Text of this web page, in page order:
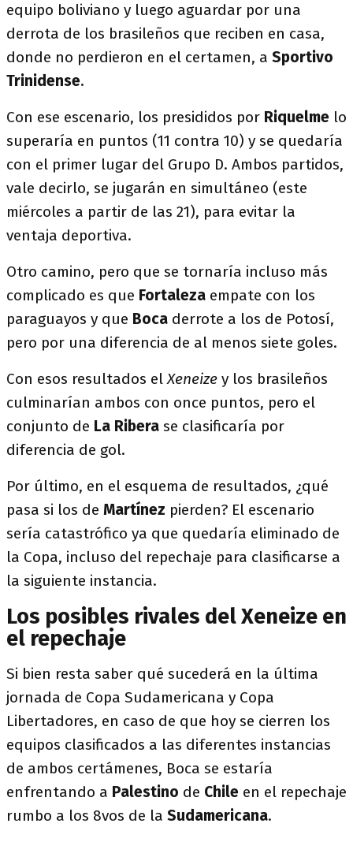
equipo boliviano y luego aguardar por una
derrota de los brasileños que reciben en casa,
donde no perdieron en el certamen, a Sportivo
Trinidense.
Con ese escenario, los presididos por Riquelme lo
superaría en puntos (11 contra 10) y se quedaría
con el primer lugar del Grupo D. Ambos partidos,
vale decirlo, se jugarán en simultáneo (este
miércoles a partir de las 21), para evitar la
ventaja deportiva.
Otro camino, pero que se tornaría incluso más
complicado es que Fortaleza empate con los
paraguayos y que Boca derrote a los de Potosí,
pero por una diferencia de al menos siete goles.
Con esos resultados elXeneize y los brasileños
culminarían ambos con once puntos, pero el
conjunto de La Ribera se clasificaría por
diferencia de gol.
Por último, en el esquema de resultados, ¿qué
pasa si los de Martínez pierden? El escenario
sería catastrófico ya que quedaría eliminado de
la Copa, incluso del repechaje para clasificarse a
la siguiente instancia.
Los posibles rivales del Xeneize en
el repechaje
Si bien resta saber qué sucederá en la última
jornada de Copa Sudamericana y Copa
Libertadores, en caso de que hoy se cierren los
equipos clasificados a las diferentes instancias
de ambos certámenes, Boca se estaría
enfrentando a Palestino de Chile en el repechaje
rumbo a los 8vos de la Sudamericana.